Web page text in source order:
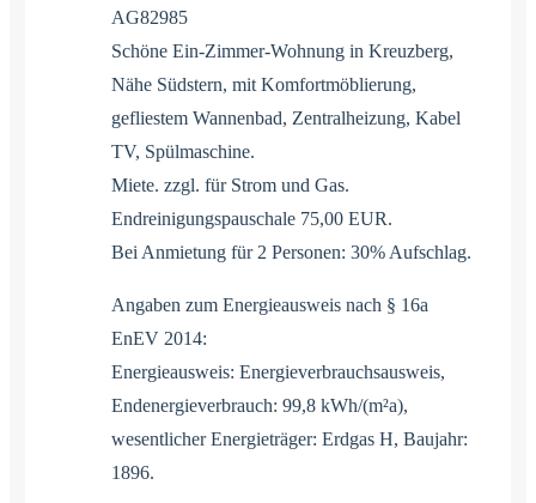
AG82985
Schöne Ein-Zimmer-Wohnung in Kreuzberg,
Nähe Südstern, mit Komfortmöblierung,
gefliestem Wannenbad, Zentralheizung, Kabel
TV, Spülmaschine.
Miete. zzgl. für Strom und Gas.
Endreinigungspauschale 75,00 EUR.
Bei Anmietung für 2 Personen: 30% Aufschlag.
Angaben zum Energieausweis nach § 16a
EnEV 2014:
Energieausweis: Energieverbrauchsausweis,
Endenergieverbrauch: 99,8 kWh/(m²a),
wesentlicher Energieträger: Erdgas H, Baujahr:
1896.